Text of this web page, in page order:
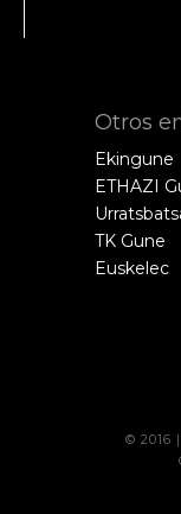
Otros
Ekingune
ETHAZI
TK Gune
Euskelec
© 2016